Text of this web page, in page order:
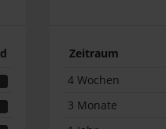
Zeitraum
4 Wochen
3 Monate